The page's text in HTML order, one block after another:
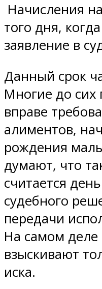
Начисления
того дня,
заявление в
Данный срок
Многие до сих
вправе
алиментов,
рождения
думают, что
считается
судебного
передачи
На самом
взыскивают
иска.